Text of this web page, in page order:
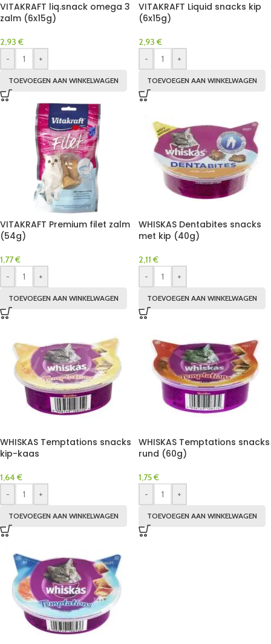
VITAKRAFT liq.snack omega 3
zalm (6x15g)
2,93 €
-
+
TOEVOEGEN AAN WINKELWAGEN
VITAKRAFT Liquid snacks kip
(6x15g)
2,93 €
-
+
TOEVOEGEN AAN WINKELWAGEN
VITAKRAFT Premium filet zalm
(54g)
1,77€
-
+
TOEVOEGEN AAN WINKELWAGEN
WHISKAS Dentabites snacks
met kip (40g)
2,11 €
-
+
TOEVOEGEN AAN WINKELWAGEN
WHISKAS Temptations snacks
kip-kaas
1,64 €
-
+
TOEVOEGEN AAN WINKELWAGEN
WHISKAS Temptations snacks
rund (60g)
1,75€
-
+
TOEVOEGEN AAN WINKELWAGEN